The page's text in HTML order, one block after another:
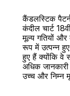
बैक
कैंडलस्टिक
कंदील चार्ट
मूल्य गतियों
रूप में उत्पन्न
हुए हैं क्योंकि वे
अधिक
उच्च और निम्न